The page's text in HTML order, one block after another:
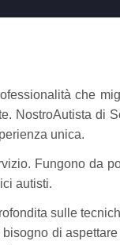
che
NostroAutista di
unica.
Fungono da
autisti.
sulle
di